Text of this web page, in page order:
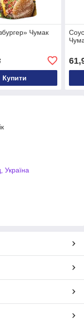
Чумак
Купити
Україна